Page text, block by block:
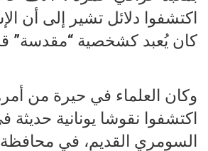
اكتشفوا دلائل تشير إلى أن
كان يُعبد كشخصية “مقدسة” قبل 2300
وكان العلماء في حيرة من
اكتشفوا نقوشا يونانية
السومري القديم، في محافظة